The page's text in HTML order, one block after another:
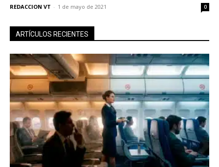
REDACCION VT - 1 de mayo de 2021 0
ARTÍCULOS RECIENTES